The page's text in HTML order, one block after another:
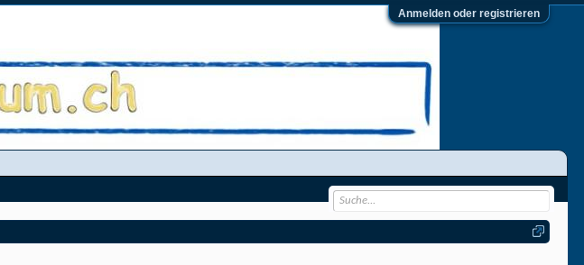
Anmelden oder registrieren